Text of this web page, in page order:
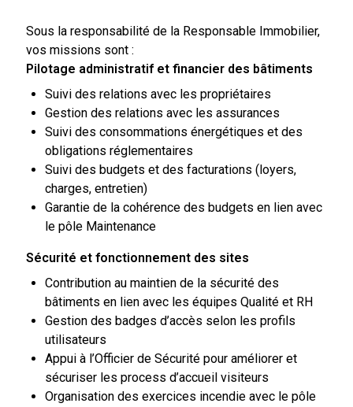
Sous la responsabilité de la Responsable Immobilier,
vos missions sont :
Pilotage administratif et financier des bâtiments
Suivi des relations avec les propriétaires
Gestion des relations avec les assurances
Suivi des consommations énergétiques et des
obligations réglementaires
Suivi des budgets et des facturations (loyers,
charges, entretien)
Garantie de la cohérence des budgets en lien avec
le pôle Maintenance
Sécurité et fonctionnement des sites
Contribution au maintien de la sécurité des
bâtiments en lien avec les équipes Qualité et RH
Gestion des badges d’accès selon les profils
utilisateurs
Appui à l’Officier de Sécurité pour améliorer et
sécuriser les process d’accueil visiteurs
Organisation des exercices incendie avec le pôle